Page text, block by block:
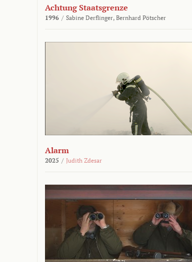
Achtung Staatsgrenze
1996 / Sabine Derflinger, Bernhard Pötscher
Alarm
2025 / Judith Zdesar